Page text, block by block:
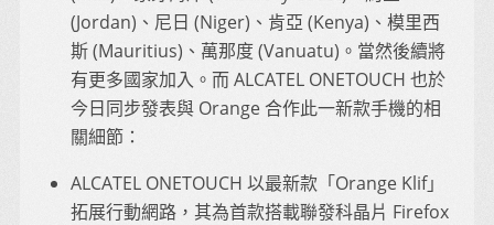
(Jordan)、尼日 (Niger)、肯亞 (Kenya)、模里西
斯 (Mauritius)、萬那度 (Vanuatu)。當然後續將
有更多國家加入。而 ALCATEL ONETOUCH 也於
今日同步發表與 Orange 合作此一新款手機的相
關細節：
ALCATEL ONETOUCH 以最新款「Orange Klif」
拓展行動網路，其為首款搭載聯發科晶片 Firefox